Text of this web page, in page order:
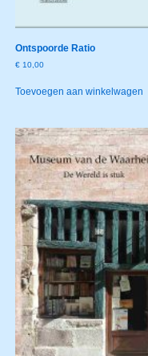
Ontspoorde Ratio
€10,00
Toevoegen aan winkelwagen